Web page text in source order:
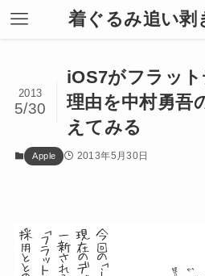
着ぐるみ追い剥
iOS7がフラッ
理由を中村勇吾
えてみる
2013
5/30
Apple 2013年5月30日